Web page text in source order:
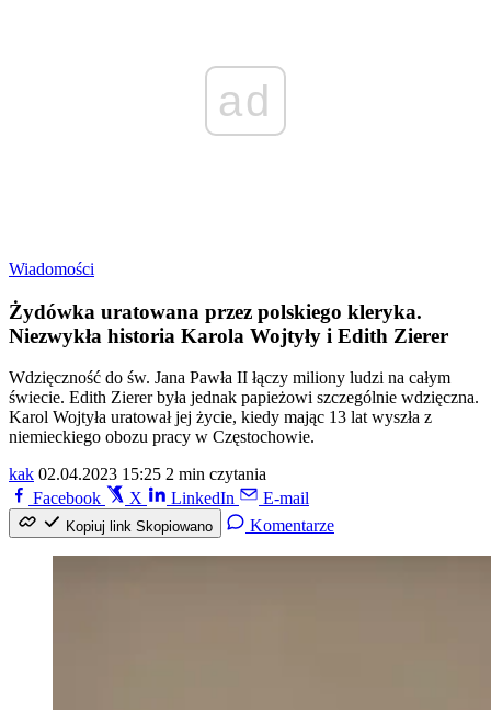
ad
Wiadomości
Żydówka uratowana przez polskiego kleryka.
Niezwykła historia Karola Wojtyły i Edith Zierer
Wdzięczność do św. Jana Pawła II łączy miliony ludzi na całym
świecie. Edith Zierer była jednak papieżowi szczególnie wdzięczna.
Karol Wojtyła uratował jej życie, kiedy mając 13 lat wyszła z
niemieckiego obozu pracy w Częstochowie.
kak 02.04.2023 15:25 2 min czytania
Facebook
X LinkedIn E-mail
Kopiuj link Skopiowano Komentarze